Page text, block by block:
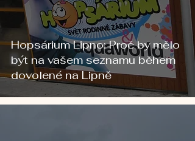
Hopsárium Lipno: Proč by mělo
být na vašem seznamu během
dovolené na Lipně